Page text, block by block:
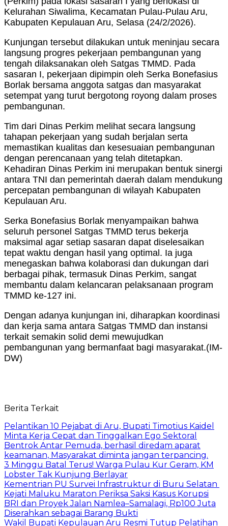
Kelurahan Siwalima, Kecamatan Pulau-Pulau Aru,
Kabupaten Kepulauan Aru, Selasa (24/2/2026).
Kunjungan tersebut dilakukan untuk meninjau secara
langsung progres pekerjaan pembangunan yang
tengah dilaksanakan oleh Satgas TMMD. Pada
sasaran I, pekerjaan dipimpin oleh Serka Bonefasius
Borlak bersama anggota satgas dan masyarakat
setempat yang turut bergotong royong dalam proses
pembangunan.
Tim dari Dinas Perkim melihat secara langsung
tahapan pekerjaan yang sudah berjalan serta
memastikan kualitas dan kesesuaian pembangunan
dengan perencanaan yang telah ditetapkan.
Kehadiran Dinas Perkim ini merupakan bentuk sinergi
antara TNI dan pemerintah daerah dalam mendukung
percepatan pembangunan di wilayah Kabupaten
Kepulauan Aru.
Serka Bonefasius Borlak menyampaikan bahwa
seluruh personel Satgas TMMD terus bekerja
maksimal agar setiap sasaran dapat diselesaikan
tepat waktu dengan hasil yang optimal. Ia juga
menegaskan bahwa kolaborasi dan dukungan dari
berbagai pihak, termasuk Dinas Perkim, sangat
membantu dalam kelancaran pelaksanaan program
TMMD ke-127 ini.
Dengan adanya kunjungan ini, diharapkan koordinasi
dan kerja sama antara Satgas TMMD dan instansi
terkait semakin solid demi mewujudkan
pembangunan yang bermanfaat bagi masyarakat.(IM-
DW)
Berita Terkait
Pelantikan 10 Pejabat di Aru, Bupati Timotius Kaidel
Minta Kerja Cepat dan Tinggalkan Ego Sektoral
Bentrok Antar Pemuda, berhasil diredam aparat
keamanan, Masyarakat diminta jangan terpancing.
3 Minggu Batal Terus! Warga Pulau Kur Geram, KM
Lobster Tak Kunjung Berlayar
Kementrian PU Survei Infrastruktur di Buru Selatan
Kejati Maluku Maraton Periksa Saksi Kasus Korupsi
BRI dan Proyek Jalan Namlea–Samalagi, Rp100 Juta
Diserahkan sebagai Barang Bukti
Wakil Bupati Kepulauan Aru Resmi Tutup Pelatihan